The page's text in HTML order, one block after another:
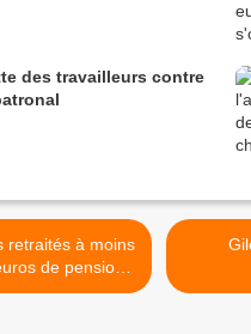
des travailleurs contre
de pension il
attendre juillet